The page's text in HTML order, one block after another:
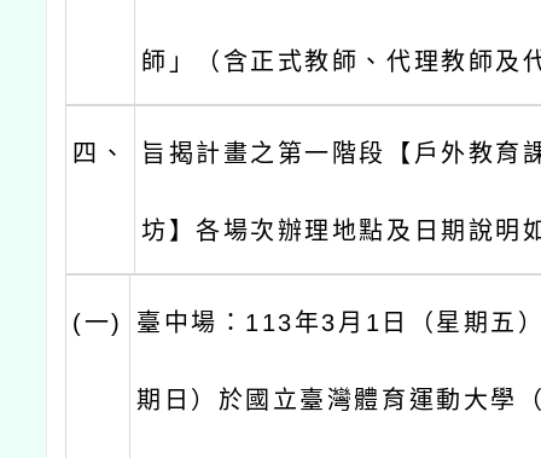
師」（含正式教師、代理教師及
四、 旨揭計畫之第一階段【戶外教育
坊】各場次辦理地點及日期說明
(一) 臺中場：113年3月1日（星期五
期日）於國立臺灣體育運動大學